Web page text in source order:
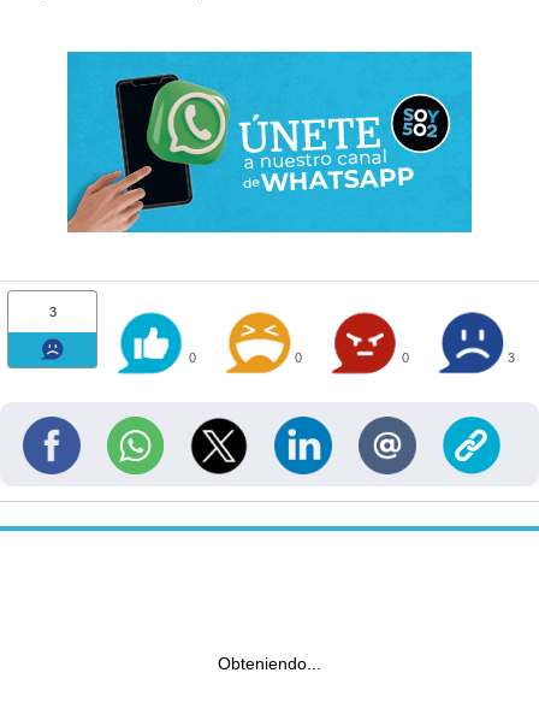
3
0 0 0 3
Obteniendo...